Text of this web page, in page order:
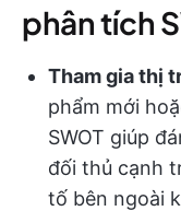
phân tích
Tham gia thị
phẩm mới
SWOT giúp
đối thủ cạnh
tố bên ngoài